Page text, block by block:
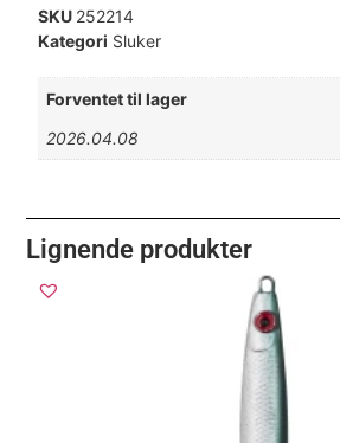
SKU 252214
Kategori Sluker
Forventet til lager
2026.04.08
Lignende produkter